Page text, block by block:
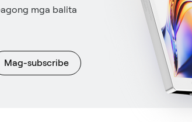
mga balita
Mag-subscribe